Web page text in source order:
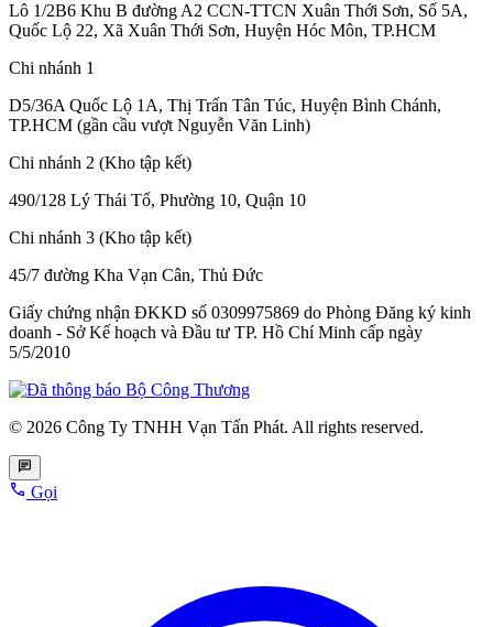
Lô 1/2B6 Khu B đường A2 CCN-TTCN Xuân Thới Sơn, Số 5A,
Quốc Lộ 22, Xã Xuân Thới Sơn, Huyện Hóc Môn, TP.HCM
Chi nhánh 1
D5/36A Quốc Lộ 1A, Thị Trấn Tân Túc, Huyện Bình Chánh,
TP.HCM (gần cầu vượt Nguyễn Văn Linh)
Chi nhánh 2 (Kho tập kết)
490/128 Lý Thái Tổ, Phường 10, Quận 10
Chi nhánh 3 (Kho tập kết)
45/7 đường Kha Vạn Cân, Thủ Đức
Giấy chứng nhận ĐKKD số 0309975869 do Phòng Đăng ký kinh
doanh - Sở Kế hoạch và Đầu tư TP. Hồ Chí Minh cấp ngày
5/5/2010
© 2026 Công Ty TNHH Vạn Tấn Phát. All rights reserved.
Gọi